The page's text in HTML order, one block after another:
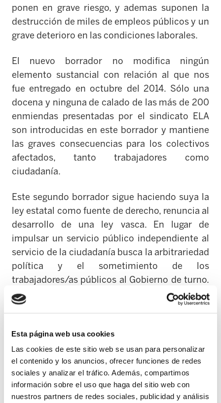
Esta página web usa cookies
Las cookies de este sitio web se usan para personalizar
el contenido y los anuncios, ofrecer funciones de redes
sociales y analizar el tráfico. Además, compartimos
información sobre el uso que haga del sitio web con
nuestros partners de redes sociales, publicidad y análisis
ponen en grave riesgo, y ademas suponen la
destrucción de miles de empleos públicos y un
grave deterioro en las condiciones laborales.
El nuevo borrador no modifica ningún
elemento sustancial con relación al que nos
fue entregado en octubre del 2014. Sólo una
docena y ninguna de calado de las más de 200
enmiendas presentadas por el sindicato ELA
son introducidas en este borrador y mantiene
las graves consecuencias para los colectivos
afectados, tanto trabajadores como
ciudadanía.
Este segundo borrador sigue haciendo suya la
ley estatal como fuente de derecho, renuncia al
desarrollo de una ley vasca. En lugar de
impulsar un servicio público independiente al
servicio de la ciudadanía busca la arbitrariedad
política y el sometimiento de los
trabajadores/as públicos al Gobierno de turno.
Niega el derecho a la negociación colectiva,la
administración decide unilateralmente las
cumplimiento de los posibles acuerdos e
introduce instrumentos para aplicar la reforma
laboral en la administración.
Elimina los instrumentos mínimos de